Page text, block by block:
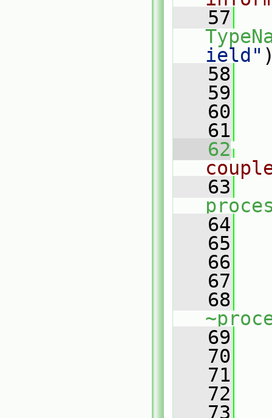
   57
ield"
   58
   59
   60
   61
   62
   63
   64
   65
   66
   67
   68
   69
   70
   71
   72
   73